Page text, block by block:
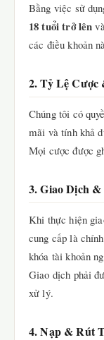
Bằng việc sử
18 tuổi trở lên
các điều khoản
2. Tỷ Lệ Cược
Chúng tôi có
mãi và tính khả
Mọi cược được
3. Giao Dịch
Khi thực hiện
cung cấp là
khóa tài khoản
Giao dịch phải
xử lý.
4. Nạp & Rút